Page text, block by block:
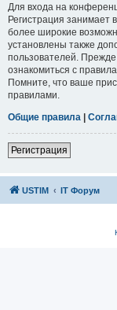
Для входа на
Регистрация занимает
более широкие
установлены также
пользователей. Прежде
ознакомиться с
Помните, что ваше
правилами.
Общие правила |
Регистрация
USTIM IT Форум